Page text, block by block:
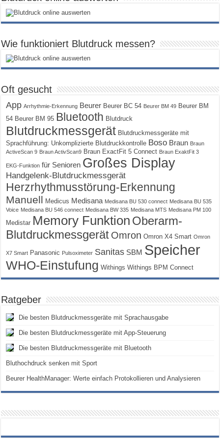
Wie funktioniert Blutdruck messen?
Oft gesucht
App Arrhythmie-Erkennung Beurer Beurer BC 54 Beurer BM 49 Beurer BM
54 Beurer BM 95 Bluetooth Blutdruck
Blutdruckmessgerät Blutdruckmessgeräte mit
Sprachführung: Unkomplizierte Blutdruckkontrolle Boso Braun Braun
ActiveScan 9 Braun ActivScan9 Braun ExactFit 5 Connect Braun ExaktFit 3
EKG-Funktion für Senioren Großes Display
Handgelenk-Blutdruckmessgerät
Herzrhythmusstörung-Erkennung
Manuell Medicus Medisana Medisana BU 530 connect Medisana BU 535
Voice Medisana BU 546 connect Medisana BW 335 Medisana MTS Medisana PM 100
Medistar Memory Funktion Oberarm-
Blutdruckmessgerät Omron Omron X4 Smart Omron
X7 Smart Panasonic Pulsoximeter Sanitas SBM Speicher
WHO-Einstufung Withings Withings BPM Connect
Ratgeber
Die besten Blutdruckmessgeräte mit Sprachausgabe
Die besten Blutdruckmessgeräte mit App-Steuerung
Die besten Blutdruckmessgeräte mit Bluetooth
Bluthochdruck senken mit Sport
Beurer HealthManager: Werte einfach Protokollieren und Analysieren